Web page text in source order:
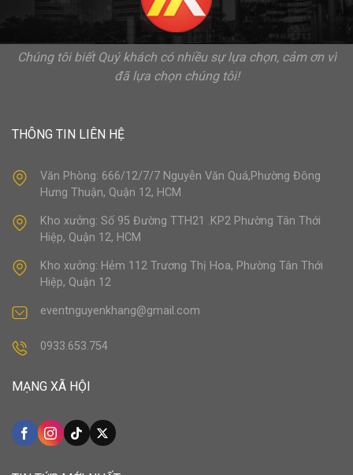
Chúng tôi biết Quý khách có nhiều sự lựa chọn, cảm ơn vì
đã lựa chọn chúng tôi!
THÔNG TIN LIÊN HỆ
Văn Phòng: 666/12/7/7 Nguyễn Văn Quá,Phường Đông
Hưng Thuận, Quận 12, HCM
Kho xưởng: Số 95 Đường TTH21 .KP2 Phường Tân Thới
Hiệp, Quận 12, HCM
Kho xưởng: Hẻm 112 Trương Thị Hoa, Phường Tân Thới
Hiệp, Quận 12
eventnguyenkhang@gmail.com
0933.653.754
MẠNG XÃ HỘI